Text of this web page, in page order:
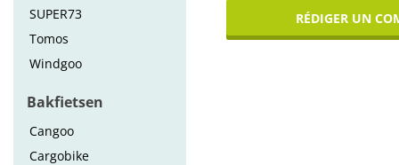
SUPER73
Tomos
Windgoo
Bakfietsen
Cangoo
Cargobike
RÉDIGER UN